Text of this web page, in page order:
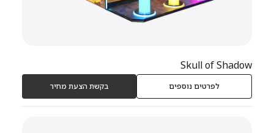
Skull of Shadow
לפרטים נוספים בקשת הצעת מחיר